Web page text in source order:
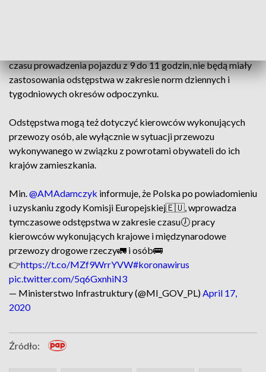
czasu prowadzenia pojazdu z 9 do 11 godzin, nie będą miały
zastosowania odstępstwa w zakresie norm dziennych i
tygodniowych okresów odpoczynku.
Odstępstwa mogą też dotyczyć kierowców wykonujących
przewozy osób, ale wyłącznie w sytuacji przewozu
wykonywanego w związku z powrotami obywateli do ich
krajów zamieszkania.
Min.@AMAdamczyk informuje, że Polska po powiadomieniu
i uzyskaniu zgody Komisji Europejskiej🇪🇺, wprowadza
tymczasowe odstępstwa w zakresie czasu🕖 pracy
kierowców wykonujących krajowe i międzynarodowe
przewozy drogowe rzeczy🚛 i osób🚌
👉https://t.co/MZf9WrrYVW#koronawirus
pic.twitter.com/5q6GxnhiN3
— Ministerstwo Infrastruktury (@MI_GOV_PL)April 17,
2020
Źródło: